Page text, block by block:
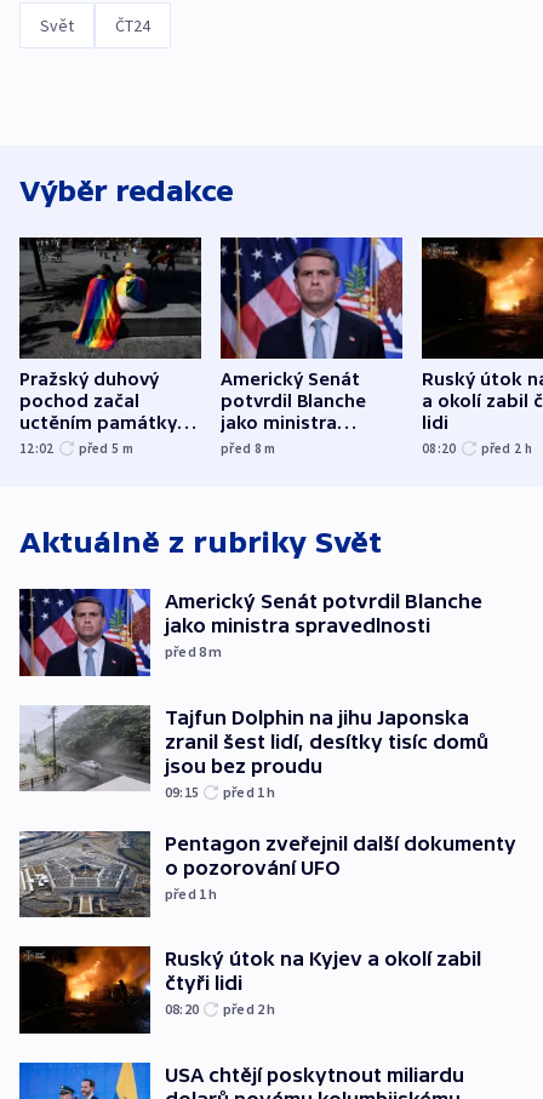
Svět ČT24
Výběr redakce
Pražský duhový
pochod začal
uctěním památky
obětí berlínského
12:02 před 5 m
Americký Senát
potvrdil Blanche
jako ministra
spravedlnosti
před 8m
Ruský útok
a okolí zabil
lidi
08:20 před 2 h
Aktuálně z rubriky Svět
Americký Senát potvrdil Blanche
jako ministra spravedlnosti
před 8m
Tajfun Dolphin na jihu Japonska
zranil šest lidí, desítky tisíc domů
jsou bez proudu
09:15 před 1h
Pentagon zveřejnil další dokumenty
o pozorování UFO
před 1h
Ruský útok na Kyjev a okolí zabil
čtyři lidi
08:20 před 2h
USA chtějí poskytnout miliardu